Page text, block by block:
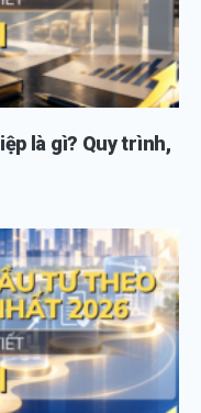
là gì? Quy trình,